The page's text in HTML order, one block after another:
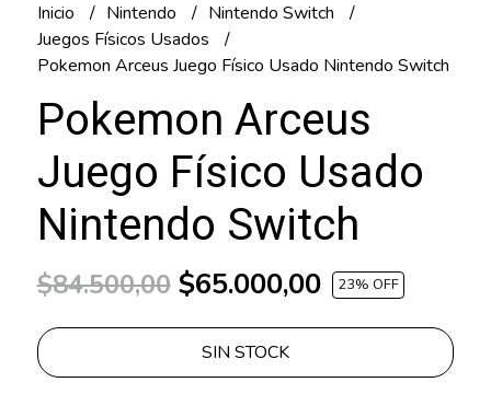
Inicio Nintendo
Nintendo Switch
Juegos Físicos Usados
Pokemon Arceus Juego Físico Usado Nintendo Switch
Pokemon Arceus
Juego Físico Usado
Nintendo Switch
$84.500,00$65.000,00 23% OFF
SIN STOCK